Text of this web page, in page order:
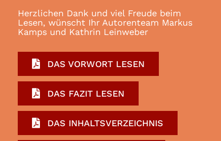
Herzlichen Dank und viel Freude beim
Lesen, wünscht Ihr Autorenteam Markus
Kamps und Kathrin Leinweber
DAS VORWORT LESEN
DAS FAZIT LESEN
DAS INHALTSVERZEICHNIS